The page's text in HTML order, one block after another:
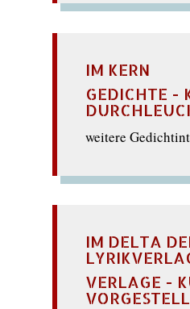
IM KERN
GEDICHTE -
weitere
IM DELTA
VERLAGE -